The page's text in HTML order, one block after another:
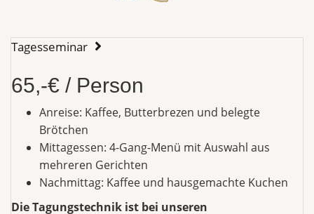
Tagesseminar
65,-€ / Person
Anreise: Kaffee, Butterbrezen und belegte
Brötchen
Mittagessen: 4-Gang-Menü mit Auswahl aus
mehreren Gerichten
Nachmittag: Kaffee und hausgemachte Kuchen
Die Tagungstechnik ist bei unseren